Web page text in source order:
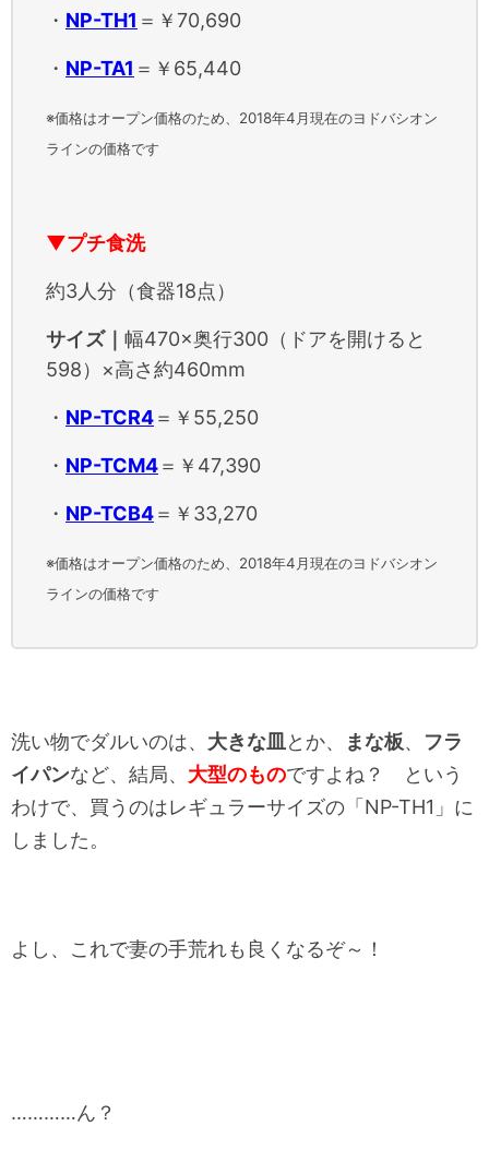
・ NP-TH1 ＝￥70,690
・ NP-TA1 ＝￥65,440
※価格はオープン価格のため、2018年4月現在のヨドバシオン
ラインの価格です
▼プチ食洗
約3人分（食器18点）
サイズ｜ 幅470×奥行300（ドアを開けると
598）×高さ約460mm
・ NP-TCR4＝￥55,250
・ NP-TCM4＝￥47,390
・ NP-TCB4＝￥33,270
※価格はオープン価格のため、2018年4月現在のヨドバシオン
ラインの価格です
洗い物でダルいのは、 大きな皿 とか、 まな板、 フラ
イパンなど、結局、 大型のものですよね？ という
わけで、買うのはレギュラーサイズの「NP-TH1」に
しました。
よし、これで妻の手荒れも良くなるぞ～！
…………ん？